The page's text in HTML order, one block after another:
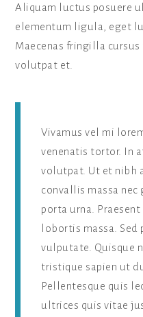
Aliquam luctus posuere
elementum ligula, eget
Maecenas fringilla
volutpat et.
Vivamus vel mi
venenatis tortor. In
volutpat. Ut et nibh
convallis massa nec
porta urna.
lobortis massa.
vulputate. Quisque
tristique sapien ut
Pellentesque quis
ultrices quis vitae